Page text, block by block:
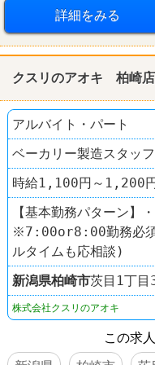
詳細をみる
クスリのアオキ 柏崎店
アルバイト・パート
ベーカリー製造スタッフ
時給1,100円～1,200
【基本勤務パターン
※7:00or8:00勤務必須
ルタイムも応相談)
新潟県柏崎市茨目1丁目
株式会社クスリのアオキ
この求